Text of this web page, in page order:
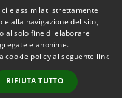
Copyright © 2026 • Comune di
Moscufo • Powered by
Municipium•
Accesso
redazione
e assimilati strettamente
alla navigazione del sito,
al solo fine di elaborare
e anonime.
cookie policy al seguente link
RIFIUTA TUTTO